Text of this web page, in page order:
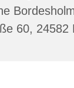
60, 24582